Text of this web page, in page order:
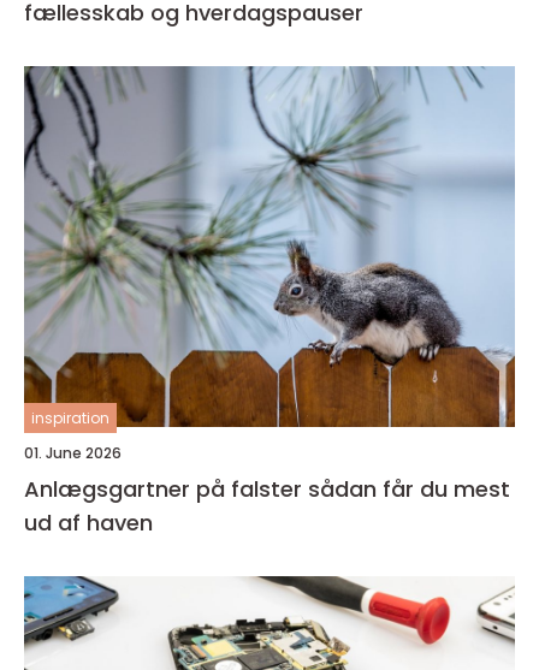
fællesskab og hverdagspauser
inspiration
01. June 2026
Anlægsgartner på falster sådan får du mest
ud af haven